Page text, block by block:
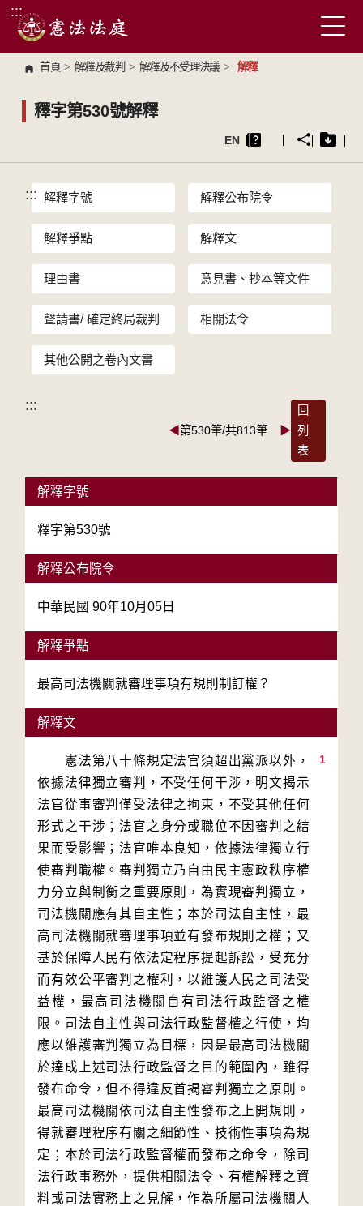
跳到主要內容區塊
:::
首頁 > 解釋及裁判 > 解釋及不受理決議 > 解釋
釋字第530號解釋
EN
::: 解釋字號 解釋公布院令
解釋爭點 解釋文
理由書 意見書、抄本等文件
聲請書/ 確定終局裁判 相關法令
其他公開之卷內文書
:::
◀第530筆/共813筆 ▶
回
列
表
解釋字號
釋字第530號
解釋公布院令
中華民國 90年10月05日
解釋爭點
最高司法機關就審理事項有規則制訂權？
解釋文
1
憲法第八十條規定法官須超出黨派以外，
依據法律獨立審判，不受任何干涉，明文揭示
法官從事審判僅受法律之拘束，不受其他任何
形式之干涉；法官之身分或職位不因審判之結
果而受影響；法官唯本良知，依據法律獨立行
使審判職權。審判獨立乃自由民主憲政秩序權
力分立與制衡之重要原則，為實現審判獨立，
司法機關應有其自主性；本於司法自主性，最
高司法機關就審理事項並有發布規則之權；又
基於保障人民有依法定程序提起訴訟，受充分
而有效公平審判之權利，以維護人民之司法受
益權，最高司法機關自有司法行政監督之權
限。司法自主性與司法行政監督權之行使，均
應以維護審判獨立為目標，因是最高司法機關
於達成上述司法行政監督之目的範圍內，雖得
發布命令，但不得違反首揭審判獨立之原則。
最高司法機關依司法自主性發布之上開規則，
得就審理程序有關之細節性、技術性事項為規
定；本於司法行政監督權而發布之命令，除司
法行政事務外，提供相關法令、有權解釋之資
料或司法實務上之見解，作為所屬司法機關人